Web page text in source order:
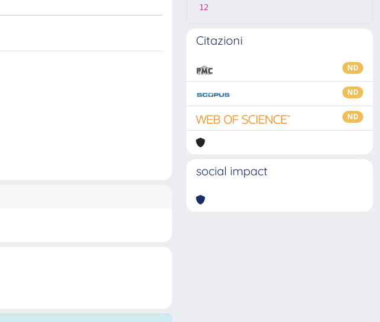
12
Citazioni
ND
ND
ND
social impact